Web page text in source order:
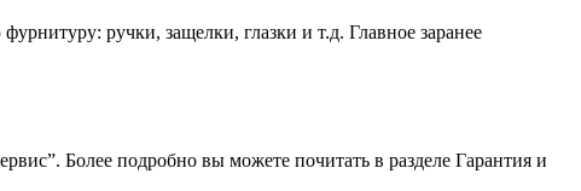
ручки, защелки, глазки и т.д. Главное заранее
Более подробно вы можете почитать в разделе Гарантия и